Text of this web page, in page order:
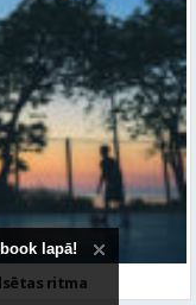
ritma
lapā!